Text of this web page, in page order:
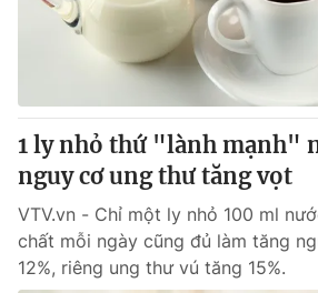
1 ly nhỏ thứ "lành mạnh"
nguy cơ ung thư tăng vọt
VTV.vn - Chỉ một ly nhỏ 100 ml
chất mỗi ngày cũng đủ làm tăng
12%, riêng ung thư vú tăng 15%.